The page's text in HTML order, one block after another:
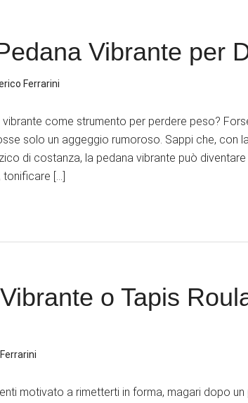
Vibrante per
Ferrarini
come strumento per perdere peso?
solo un aggeggio rumoroso. Sappi che, con
di costanza, la pedana vibrante può diventare
tonificare […]
o Tapis
motivato a rimetterti in forma, magari dopo